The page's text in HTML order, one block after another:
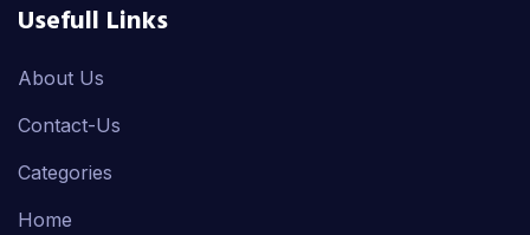
Usefull Links
About Us
Contact-Us
Categories
Home